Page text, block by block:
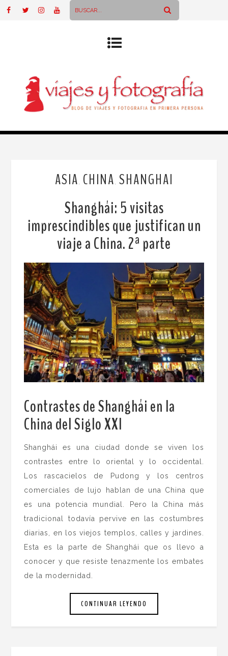
ASIA CHINA SHANGHAI
Shanghái: 5 visitas
imprescindibles que justifican un
viaje a China. 2ª parte
Contrastes de Shanghái en la
China del Siglo XXI
Shanghái es una ciudad donde se viven los
contrastes entre lo oriental y lo occidental.
Los rascacielos de Pudong y los centros
comerciales de lujo hablan de una China que
es una potencia mundial. Pero la China más
tradicional todavía pervive en las costumbres
diarias, en los viejos templos, calles y jardines.
Esta es la parte de Shanghái que os llevo a
conocer y que resiste tenazmente los embates
de la modernidad.
CONTINUAR LEYENDO